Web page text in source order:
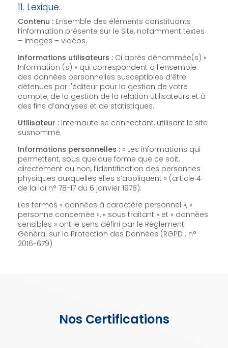
11. Lexique.
Contenu : Ensemble des éléments constituants
l’information présente sur le Site, notamment textes
– images – vidéos.
Informations utilisateurs : Ci après dénommée(s) «
Information (s) » qui correspondent à l’ensemble
des données personnelles susceptibles d’être
détenues par l'éditeur pour la gestion de votre
compte, de la gestion de la relation utilisateurs et à
des fins d’analyses et de statistiques.
Utilisateur : Internaute se connectant, utilisant le site
susnommé.
Informations personnelles : « Les informations qui
permettent, sous quelque forme que ce soit,
directement ou non, l’identification des personnes
physiques auxquelles elles s’appliquent » (article 4
de la loi n° 78-17 du 6 janvier 1978).
Les termes « données à caractère personnel », «
personne concernée », « sous traitant » et « données
sensibles » ont le sens défini par le Règlement
Général sur la Protection des Données (RGPD : n°
2016-679)
Nos Certifications